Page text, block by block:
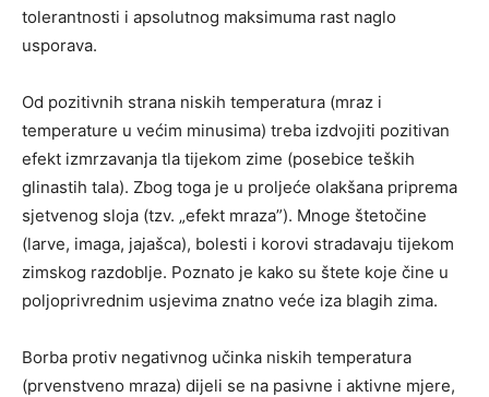
tolerantnosti i apsolutnog maksimuma rast naglo
usporava.
Od pozitivnih strana niskih temperatura (mraz i
temperature u većim minusima) treba izdvojiti pozitivan
efekt izmrzavanja tla tijekom zime (posebice teških
glinastih tala). Zbog toga je u proljeće olakšana priprema
sjetvenog sloja (tzv. „efekt mraza”). Mnoge štetočine
(larve, imaga, jajašca), bolesti i korovi stradavaju tijekom
zimskog razdoblje. Poznato je kako su štete koje čine u
poljoprivrednim usjevima znatno veće iza blagih zima.
Borba protiv negativnog učinka niskih temperatura
(prvenstveno mraza) dijeli se na pasivne i aktivne mjere,